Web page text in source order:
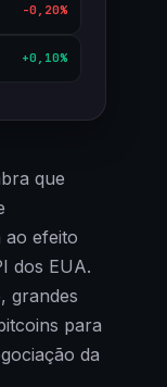
-0,20%
+0,10%
que
ao efeito
dos EUA.
grandes
para
da